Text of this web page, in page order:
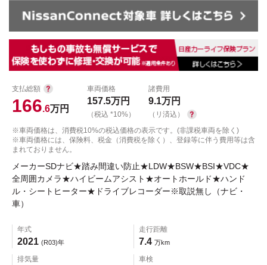
支払総額
166.6万円
車両価格
157.5万円
（税込 *10%）
諸費用
9.1万円
（リ済込）
※車両価格は、消費税10%の税込価格の表示です。(非課税車両を除く)
※車両価格には、保険料、税金（消費税を除く）、登録等に伴う費用等は含
まれておりません。
メーカーSDナビ★踏み間違い防止★LDW★BSW★BSI★VDC★
全周囲カメラ★ハイビームアシスト★オートホールド★ハンド
ル・シートヒーター★ドライブレコーダー※取説無し（ナビ・
車）
年式
2021 (R03)年
走行距離
7.4 万km
排気量 車検